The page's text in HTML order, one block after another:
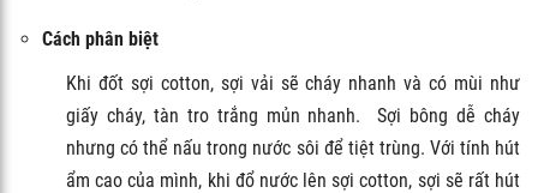
Cách phân biệt
Khi đốt sợi cotton, sợi vải sẽ cháy nhanh và có mùi như
giấy cháy, tàn tro trắng mủn nhanh. Sợi bông dễ cháy
nhưng có thể nấu trong nước sôi để tiệt trùng. Với tính hút
ẩm cao của mình, khi đổ nước lên sợi cotton, sợi sẽ rất hút